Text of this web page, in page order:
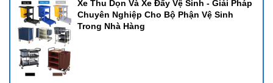
Xe Thu Dọn Và Xe Đẩy Vệ Sinh - Giải Pháp
Chuyên Nghiệp Cho Bộ Phận Vệ Sinh
Trong Nhà Hàng